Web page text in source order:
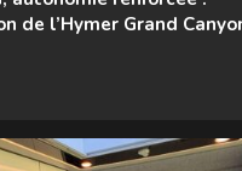
de l’Hymer Grand